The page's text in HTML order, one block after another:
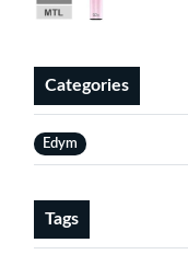
Categories
Edym
Tags